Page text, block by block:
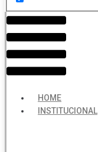
Menu
HOME
INSTITUCIONAL